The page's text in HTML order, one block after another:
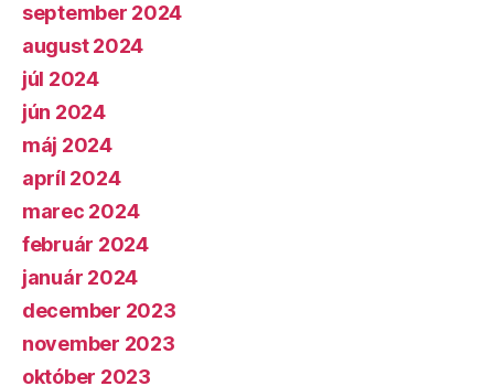
september 2024
august 2024
júl 2024
jún 2024
máj 2024
apríl 2024
marec 2024
február 2024
január 2024
december 2023
november 2023
október 2023